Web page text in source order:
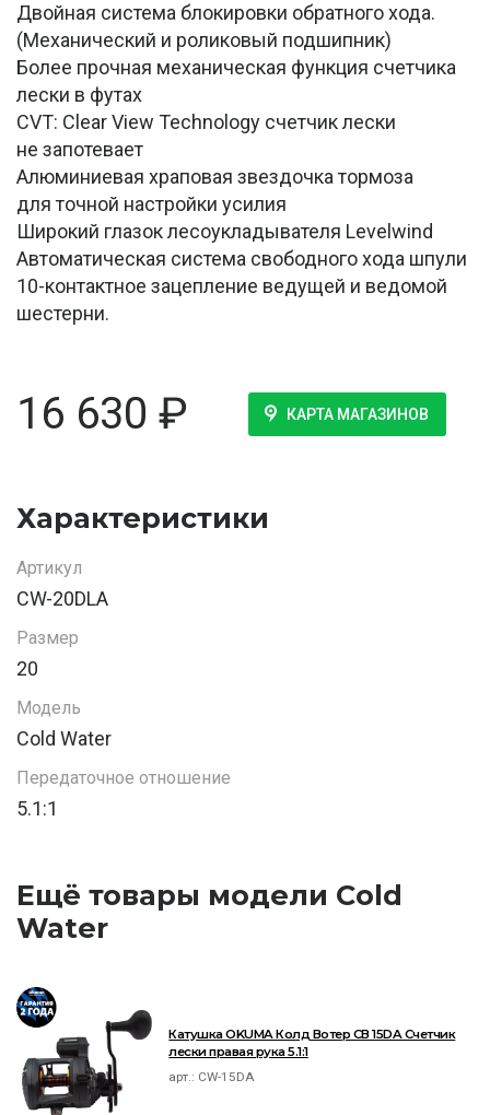
Двойная система блокировки обратного хода.
(Механический и роликовый подшипник)
Более прочная механическая функция счетчика
лески в футах
CVT: Clear View Technology счетчик лески
не запотевает
Алюминиевая храповая звездочка тормоза
для точной настройки усилия
Широкий глазок лесоукладывателя Levelwind
Автоматическая система свободного хода шпули
10-контактное зацепление ведущей и ведомой
шестерни.
16 630 ₽ КАРТА МАГАЗИНОВ
Характеристики
Артикул
CW-20DLA
Размер
20
Модель
Cold Water
Передаточное отношение
5.1:1
Ещё товары модели Cold
Water
Катушка OKUMA Колд Вотер СВ 15DA Счетчик
лески правая рука 5.1:1
арт.: CW-15DA